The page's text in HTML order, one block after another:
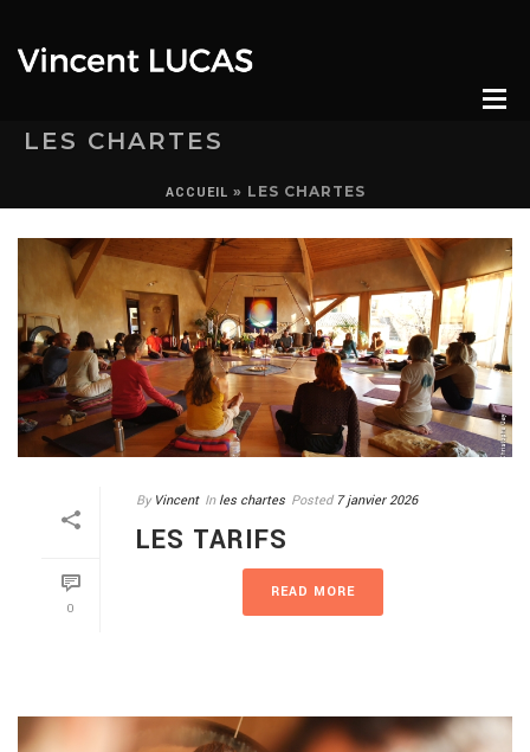
LES CHARTES
ACCUEIL » LES CHARTES
0
By Vincent In les chartes Posted 7 janvier 2026
LES TARIFS
READ MORE